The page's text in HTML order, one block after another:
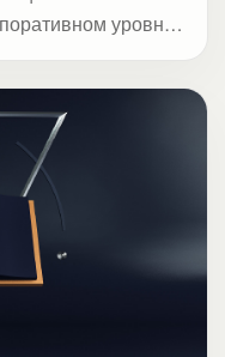
уровне
компании
на